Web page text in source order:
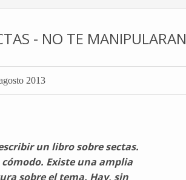
- NO TE MANIPULARAN
2013
un libro sobre sectas.
cómodo. Existe una amplia
sobre el tema. Hay, sin